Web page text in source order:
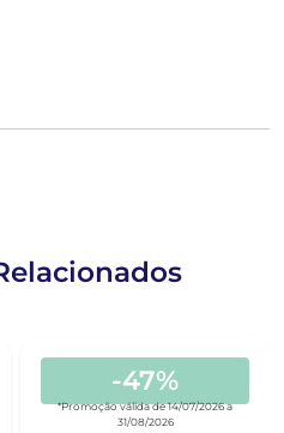
-47%
*Promoção válida de 14/07/2026 a
31/08/2026